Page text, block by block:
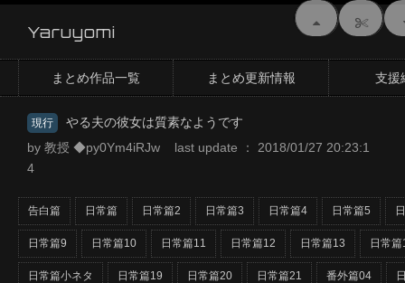
Yaruyomi
まとめ作品一覧 まとめ更新情報 支援
現行
やる夫の彼女は質素なようです
by 教授 ◆py0Ym4iRJw last update ： 2018/01/27 20:23:1
4
告白篇 日常篇 日常篇2 日常篇3 日常篇4 日常篇5
日常篇9 日常篇10 日常篇11 日常篇12 日常篇13 日常
日常篇小ネタ 日常篇19 日常篇20 日常篇21 番外篇04